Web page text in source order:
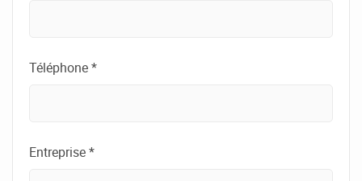
Téléphone *
Entreprise *